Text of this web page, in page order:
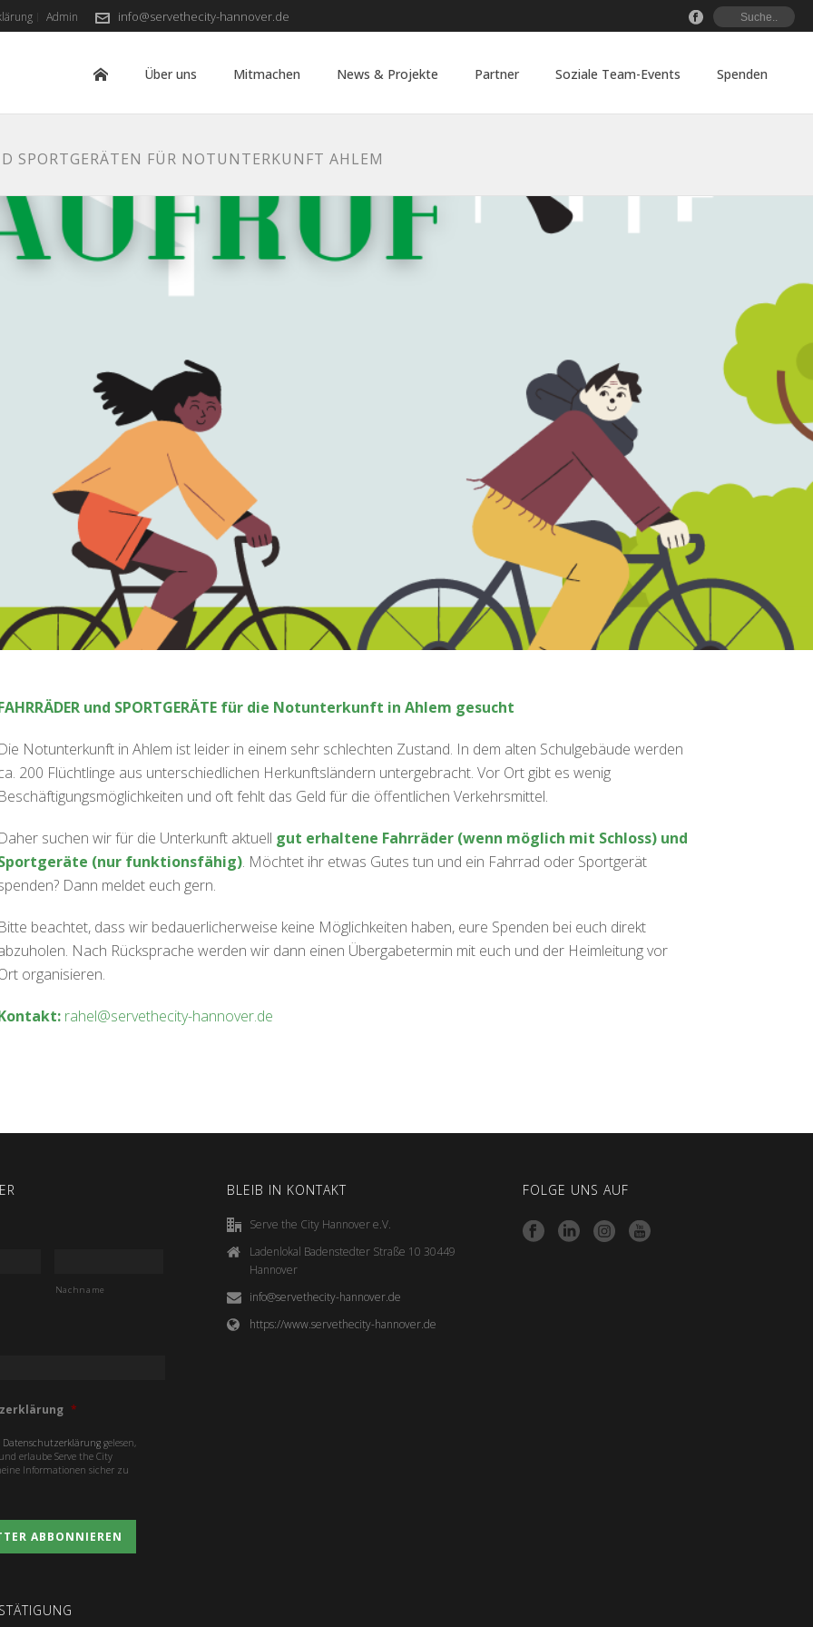
Admin info@servethecity-hannover.de
Über uns Mitmachen News & Projekte Partner Soziale Team-Events Spenden
SPORTGERÄTEN FÜR NOTUNTERKUNFT AHLEM
und SPORTGERÄTE für die Notunterkunft in Ahlem gesucht
Die Notunterkunft in Ahlem ist leider in einem sehr schlechten Zustand. In dem alten Schulgebäude werden
200 Flüchtlinge aus unterschiedlichen Herkunftsländern untergebracht. Vor Ort gibt es wenig
Beschäftigungsmöglichkeiten und oft fehlt das Geld für die öffentlichen Verkehrsmittel.
Daher suchen wir für die Unterkunft aktuell gut erhaltene Fahrräder (wenn möglich mit Schloss) und
(nur funktionsfähig). Möchtet ihr etwas Gutes tun und ein Fahrrad oder Sportgerät
Dann meldet euch gern.
Bitte beachtet, dass wir bedauerlicherweise keine Möglichkeiten haben, eure Spenden bei euch direkt
Nach Rücksprache werden wir dann einen Übergabetermin mit euch und der Heimleitung vor
organisieren.
rahel@servethecity-hannover.de
Nachname
*
Datenschutzerklärung gelesen,
erlaube Serve the City
Informationen sicher zu
BLEIB IN KONTAKT
Serve the City Hannover e.V.
Ladenlokal Badenstedter Straße 10 30449
Hannover
info@servethecity-hannover.de
https://www.servethecity-hannover.de
FOLGE UNS AUF